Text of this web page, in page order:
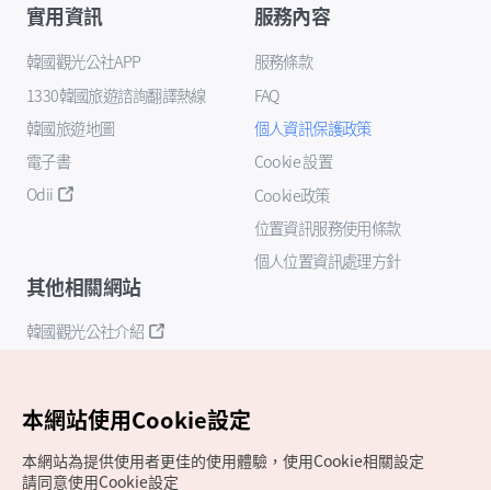
實用資訊
韓國觀光公社APP
1330韓國旅遊諮詢翻譯熱線
韓國旅遊地圖
電子書
Odii
服務內容
服務條款
FAQ
個人資訊保護政策
Cookie 設置
Cookie政策
位置資訊服務使用條款
個人位置資訊處理方針
其他相關網站
韓國觀光公社介紹
本網站使用Cookie設定
本網站為提供使用者更佳的使用體驗，使用Cookie相關設定
請同意使用Cookie設定